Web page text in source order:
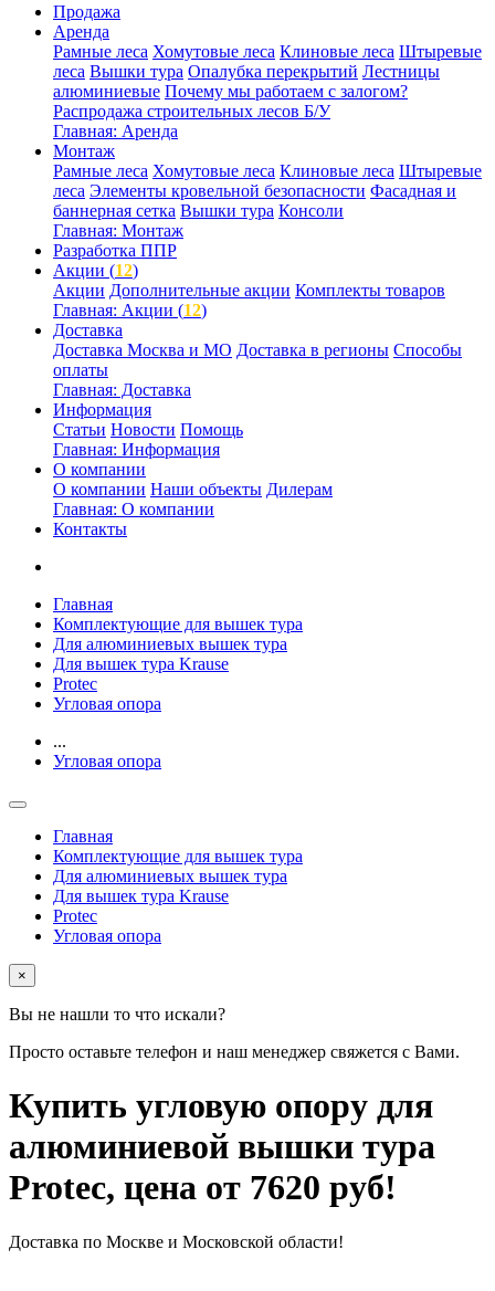
Продажа
Аренда
Рамные леса Хомутовые леса Клиновые леса Штыревые
леса Вышки тура Опалубка перекрытий Лестницы
алюминиевые Почему мы работаем с залогом?
Распродажа строительных лесов Б/У
Главная: Аренда
Монтаж
Рамные леса Хомутовые леса Клиновые леса Штыревые
леса Элементы кровельной безопасности Фасадная и
баннерная сетка Вышки тура Консоли
Главная: Монтаж
Разработка ППР
Акции (12)
Акции Дополнительные акции Комплекты товаров
Главная: Акции (12)
Доставка
Доставка Москва и МО Доставка в регионы Способы
оплаты
Главная: Доставка
Информация
Статьи Новости Помощь
Главная: Информация
О компании
О компании Наши объекты Дилерам
Главная: О компании
Контакты
Главная
Комплектующие для вышек тура
Для алюминиевых вышек тура
Для вышек тура Krause
Protec
Угловая опора
...
Угловая опора
Главная
Комплектующие для вышек тура
Для алюминиевых вышек тура
Для вышек тура Krause
Protec
Угловая опора
×
Вы не нашли то что искали?
Просто оставьте телефон и наш менеджер свяжется с Вами.
Купить угловую опору для
алюминиевой вышки тура
Protec, цена от 7620 руб!
Доставка по Москве и Московской области!